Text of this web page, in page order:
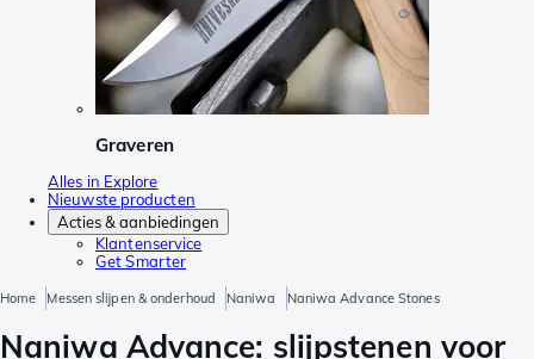
Graveren
Alles in Explore
Nieuwste producten
Acties & aanbiedingen
Klantenservice
Get Smarter
Home Messen slijpen & onderhoud Naniwa Naniwa Advance Stones
Naniwa Advance: slijpstenen voor